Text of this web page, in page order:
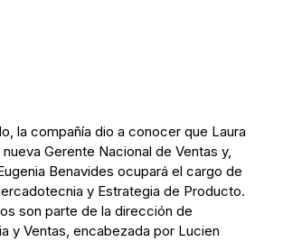
la compañía dio a conocer que Laura
Gerente Nacional de Ventas y,
Benavides ocupará el cargo de
y Estrategia de Producto.
son parte de la dirección de
y Ventas, encabezada por Lucien